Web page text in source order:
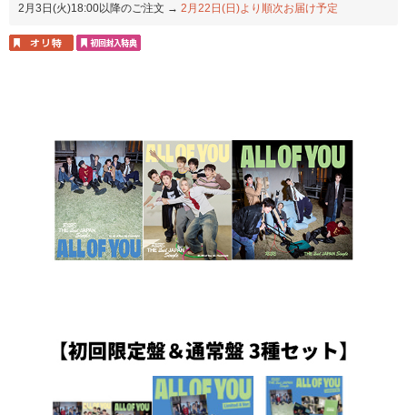
2月3日(火)18:00以降のご注文 → 2月22日(日)より順次お届け予定